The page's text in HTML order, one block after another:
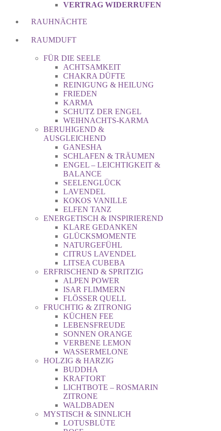
VERTRAG WIDERRUFEN
RAUHNÄCHTE
RAUMDUFT
FÜR DIE SEELE
ACHTSAMKEIT
CHAKRA DÜFTE
REINIGUNG & HEILUNG
FRIEDEN
KARMA
SCHUTZ DER ENGEL
WEIHNACHTS-KARMA
BERUHIGEND &
AUSGLEICHEND
GANESHA
SCHLAFEN & TRÄUMEN
ENGEL – LEICHTIGKEIT &
BALANCE
SEELENGLÜCK
LAVENDEL
KOKOS VANILLE
ELFEN TANZ
ENERGETISCH & INSPIRIEREND
KLARE GEDANKEN
GLÜCKSMOMENTE
NATURGEFÜHL
CITRUS LAVENDEL
LITSEA CUBEBA
ERFRISCHEND & SPRITZIG
ALPEN POWER
ISAR FLIMMERN
FLÖSSER QUELL
FRUCHTIG & ZITRONIG
KÜCHEN FEE
LEBENSFREUDE
SONNEN ORANGE
VERBENE LEMON
WASSERMELONE
HOLZIG & HARZIG
BUDDHA
KRAFTORT
LICHTBOTE – ROSMARIN
ZITRONE
WALDBADEN
MYSTISCH & SINNLICH
LOTUSBLÜTE